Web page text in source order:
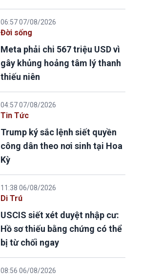
06:57 07/08/2026
Đời sống
Meta phải chi 567 triệu USD vì
gây khủng hoảng tâm lý thanh
thiếu niên
04:57 07/08/2026
Tin Tức
Trump ký sắc lệnh siết quyền
công dân theo nơi sinh tại Hoa
Kỳ
11:38 06/08/2026
Di Trú
USCIS siết xét duyệt nhập cư:
Hồ sơ thiếu bằng chứng có thể
bị từ chối ngay
08:56 06/08/2026